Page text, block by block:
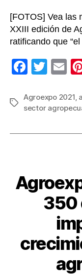
[FOTOS] Vea las
XXIII edición de
ratificando que
F
c
e
b
k
T
tt
er
E
ail
Etiquetas
Agroexpo 2021,
sector
350